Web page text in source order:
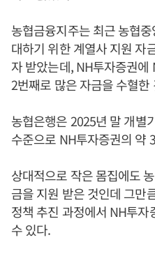
농협금융지주는 최근 농협
대하기 위한 계열사 지원 자
자 받았는데, NH투자증권
2번째로 많은 자금을 수혈한
농협은행은 2025년 말 개별
수준으로 NH투자증권의 약
상대적으로 작은 몸집에도
금을 지원 받은 것인데 그만
정책 추진 과정에서 NH투
수 있다.